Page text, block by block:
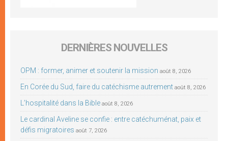
DERNIÈRES NOUVELLES
OPM : former, animer et soutenir la mission août 8, 2026
En Corée du Sud, faire du catéchisme autrement août 8, 2026
L’hospitalité dans la Bible août 8, 2026
Le cardinal Aveline se confie : entre catéchuménat, paix et
défis migratoires août 7, 2026